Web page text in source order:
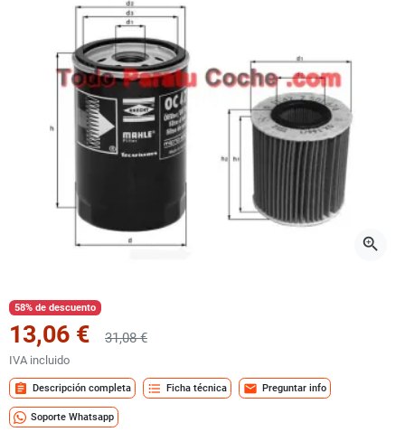
zoom_in
58% de descuento
13,06 € 31,08 €
IVA incluido
assignment Descripción completa format_list_bulleted Ficha técnica mail Preguntar info
Soporte Whatsapp